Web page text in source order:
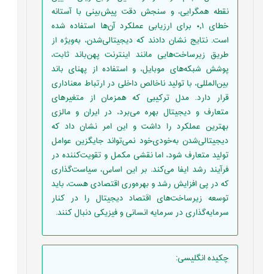
نقطه همگرایی، و سنجش دقت پیش‌بینی با آستانه
خطای ۰٫۱ برای ارزیابی عملکرد آن‌ها استفاده شده
است. نتایج نشان دادند که دیجیتالی‌شدن، به‌ویژه از
طریق زیرساخت‌هایی مانند اینترنت پهن‌باند ثابت،
پوشش شبکه‌های موبایل، و استفاده از پهنای باند
بین‌المللی، با تولید ناخالص داخلی در ارتباط معناداری
قرار دارد‌. مدل ترکیبی که همزمان از متغیرهای
متعارف و دیجیتال بهره می‌برد، در ایران و مالزی
بهترین عملکرد را داشت و این امر نشان داد که
دیجیتالی‌شدن به‌خودی‌خود نمی‌تواند جایگزین عوامل
تولید متعارف شود، اما نقشی مکمل و تقویت‌کننده در
فرآیند رشد ایفا می‌کند‌. بر این اساس، سیاست‌گذاری
که در پی افزایش رشد و بهره‌وری اقتصادی هست، باید
توسعه زیرساخت‌های اقتصاد دیجیتال را در کنار
سرمایه‌گذاری در سرمایه انسانی و فیزیکی دنبال کنند‌.
چکیده انگلیسی: